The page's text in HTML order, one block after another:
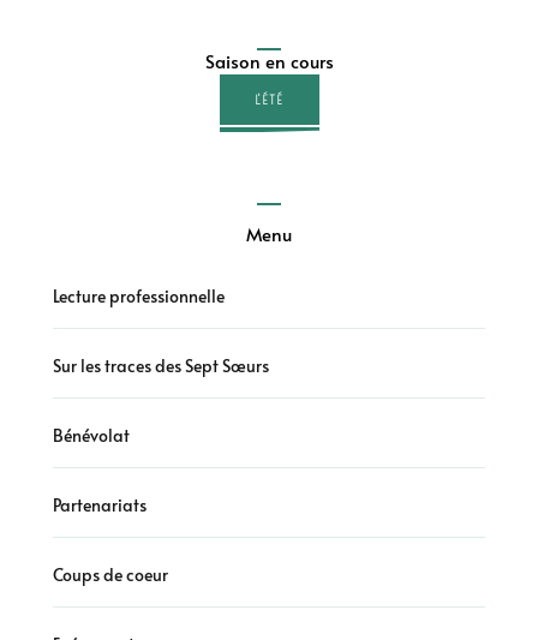
Saison en cours
L'ÉTÉ
Menu
Lecture professionnelle
Sur les traces des Sept Sœurs
Bénévolat
Partenariats
Coups de coeur